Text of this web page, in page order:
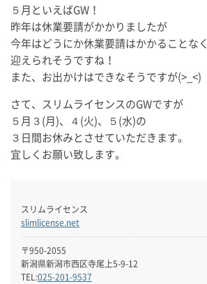
５月といえばGW！
昨年は休業要請がかかりましたが
今年はどうにか休業要請はかかることなく
迎えられそうですね！
また、お出かけはできなそうですが(>_<)
さて、スリムライセンスのGWですが
５月３(月)、４(火)、５(水)の
３日間お休みとさせていただきます。
宜しくお願い致します。
スリムライセンス
slimlicense.net
〒950-2055
新潟県新潟市西区寺尾上5-9-12
TEL:025-201-9537